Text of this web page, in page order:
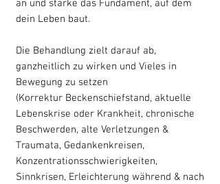
an und stärke das Fundament, auf dem
dein Leben baut.
Die Behandlung zielt darauf ab,
ganzheitlich zu wirken und Vieles in
Bewegung zu setzen
(Korrektur Beckenschiefstand, aktuelle
Lebenskrise oder Krankheit, chronische
Beschwerden, alte Verletzungen &
Traumata, Gedankenkreisen,
Konzentrationsschwierigkeiten,
Sinnkrisen, Erleichterung während & nach